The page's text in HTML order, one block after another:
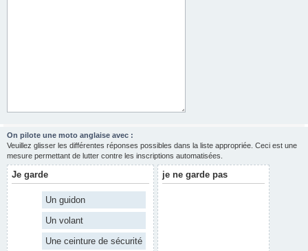
On pilote une moto anglaise avec :
Veuillez glisser les différentes réponses possibles dans la liste appropriée. Ceci est une
mesure permettant de lutter contre les inscriptions automatisées.
Je garde
Un guidon
Un volant
Une ceinture de sécurité
je ne garde pas